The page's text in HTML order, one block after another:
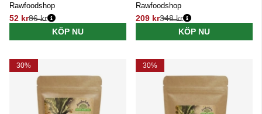
Rawfoodshop
52 kr
Ordinarie pris:
86 kr
KÖP NU
Rawfoodshop
209 kr
Ordinarie pris:
348 kr
KÖP NU
30% 30%